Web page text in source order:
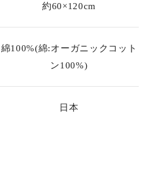
約60×120cm
綿100%(綿:オーガニックコット
ン100%)
日本